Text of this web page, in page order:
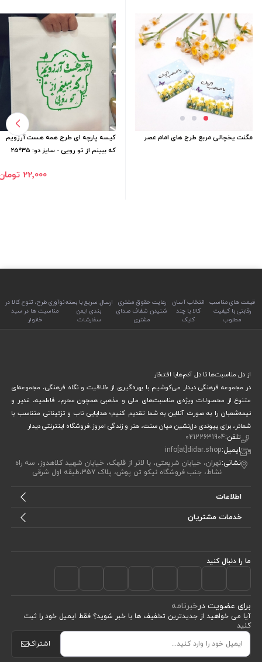
مگنت یخچالی مربع طرح های امام عصر
کیسه پارچه ای طرح همه هست آرزویم
که ببینم از تو رویی - سایز دو: 35*25
22٬000 تومان
قیمت های مناسب
رقابتی با کیفیت
مطلوب
انتخاب آسان
کالا با چند
کلیک
رعایت حقوق مشتری
شنیدن شفاف صدای
مشتری
ارسال سریع با بسته
بندی ایمن
سفارشات
نوآوری طرح، تنوع کالا در
مناسبت ها در سبد
خانوار
از دل مناسبت‌ها تا دل آدم‌هابا افتخار
در مجموعه فرهنگی دیدار می‌کوشیم با بهره‌گیری از خلاقیت و نگاه فرهنگی، مجموعه‌ای
متنوع از محصولات ویژه‌ی مناسبت‌های ملی و مذهبی همچون محرم، فاطمیه، غدیر و
نیمه‌شعبان را به صورت آنلاین به شما تقدیم کنیم؛ هدایایی ناب و تزئیناتی متناسب با
شعائر، برای پیوندی دل‌نشین میان سنت، هنر و زندگی امروز.فروشگاه اینترنتی دیدار
تلفن:02122631904
ایمیل:info[at]didar.shop
نشانی:تهران، خیابان شریعتی، با لاتر از قلهک، خیابان شهید کلاهدوز، سه راه
نشاط، جنب فروشگاه نیکو تن پوش، پلاک 357،طبقه اول شرقی
اطلاعات
خدمات مشتریان
ما را دنبال کنید
برای عضویت درخبرنامه
آیا می خواهید از جدید‌ترین تخفیف‌ ها با‌ خبر شوید؟ فقط ایمیل خود را ثبت
کنید
اشتراک